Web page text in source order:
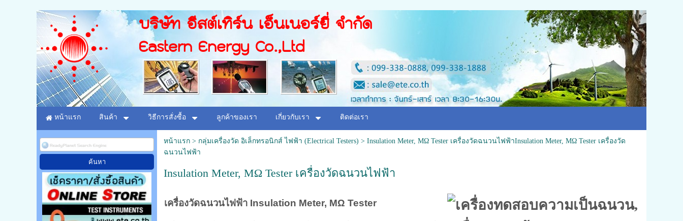
บริษัท อีสต์เทิร์น เอ็นเนอร์ยี่ จำกัด
Eastern Energy Co.,Ltd
หน้าแรก สินค้า วิธีการสั่งซื้อ ลูกค้าของเรา เกี่ยวกับเรา ติดต่อเรา
หน้าแรก> กลุ่มเครื่องวัด อิเล็กทรอนิกส์ ไฟฟ้า (Electrical Testers) > Insulation Meter, MΩ Tester เครื่องวัดฉนวนไฟฟ้าInsulation Meter, MΩ Tester เครื่องวัด
ฉนวนไฟฟ้า
Insulation Meter, MΩ Tester เครื่องวัดฉนวนไฟฟ้า
เครื่องวัดฉนวนไฟฟ้า Insulation Meter, MΩ Tester